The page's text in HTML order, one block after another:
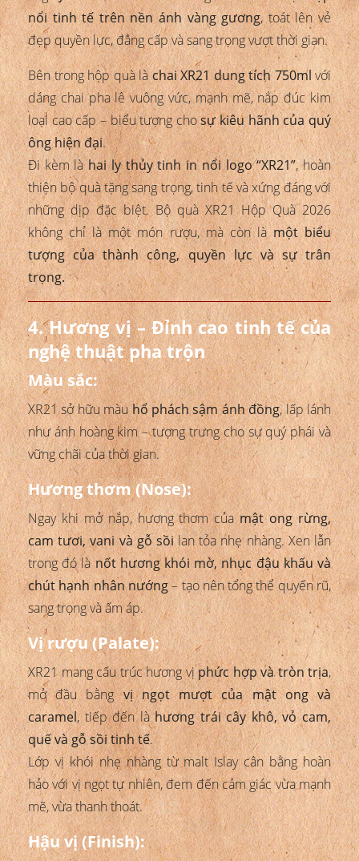
nổi tinh tế trên nền ánh vàng gương, toát lên vẻ
đẹp quyền lực, đẳng cấp và sang trọng vượt thời gian.
Bên trong hộp quà làchai XR21 dung tích 750mlvới
dáng chai pha lê vuông vức, mạnh mẽ, nắp đúc kim
loại cao cấp – biểu tượng chosự kiêu hãnh của quý
ông hiện đại.
Đi kèm làhai ly thủy tinh in nổi logo “XR21”, hoàn
thiện bộ quà tặng sang trọng, tinh tế và xứng đáng với
những dịp đặc biệt. Bộ quà XR21 Hộp Quà 2026
không chỉ là một món rượu, mà còn làmột biểu
tượng của thành công, quyền lực và sự trân
trọng.
4. Hương vị – Đỉnh cao tinh tế của
nghệ thuật pha trộn
Màu sắc:
XR21 sở hữu màuhổ phách sậm ánh đồng, lấp lánh
như ánh hoàng kim – tượng trưng cho sự quý phái và
vững chãi của thời gian.
Hương thơm (Nose):
Ngay khi mở nắp, hương thơm củamật ong rừng,
cam tươi, vani và gỗ sồilan tỏa nhẹ nhàng. Xen lẫn
trong đó lànốt hương khói mờ, nhục đậu khấu và
chút hạnh nhân nướng– tạo nên tổng thể quyến rũ,
sang trọng và ấm áp.
Vị rượu (Palate):
XR21 mang cấu trúc hương vịphức hợp và tròn trịa,
mở đầu bằngvị ngọt mượt của mật ong và
caramel, tiếp đến làhương trái cây khô, vỏ cam,
quế và gỗ sồi tinh tế.
Lớp vị khói nhẹ nhàng từ malt Islay cân bằng hoàn
hảo với vị ngọt tự nhiên, đem đến cảm giác vừa mạnh
mẽ, vừa thanh thoát.
Hậu vị (Finish):